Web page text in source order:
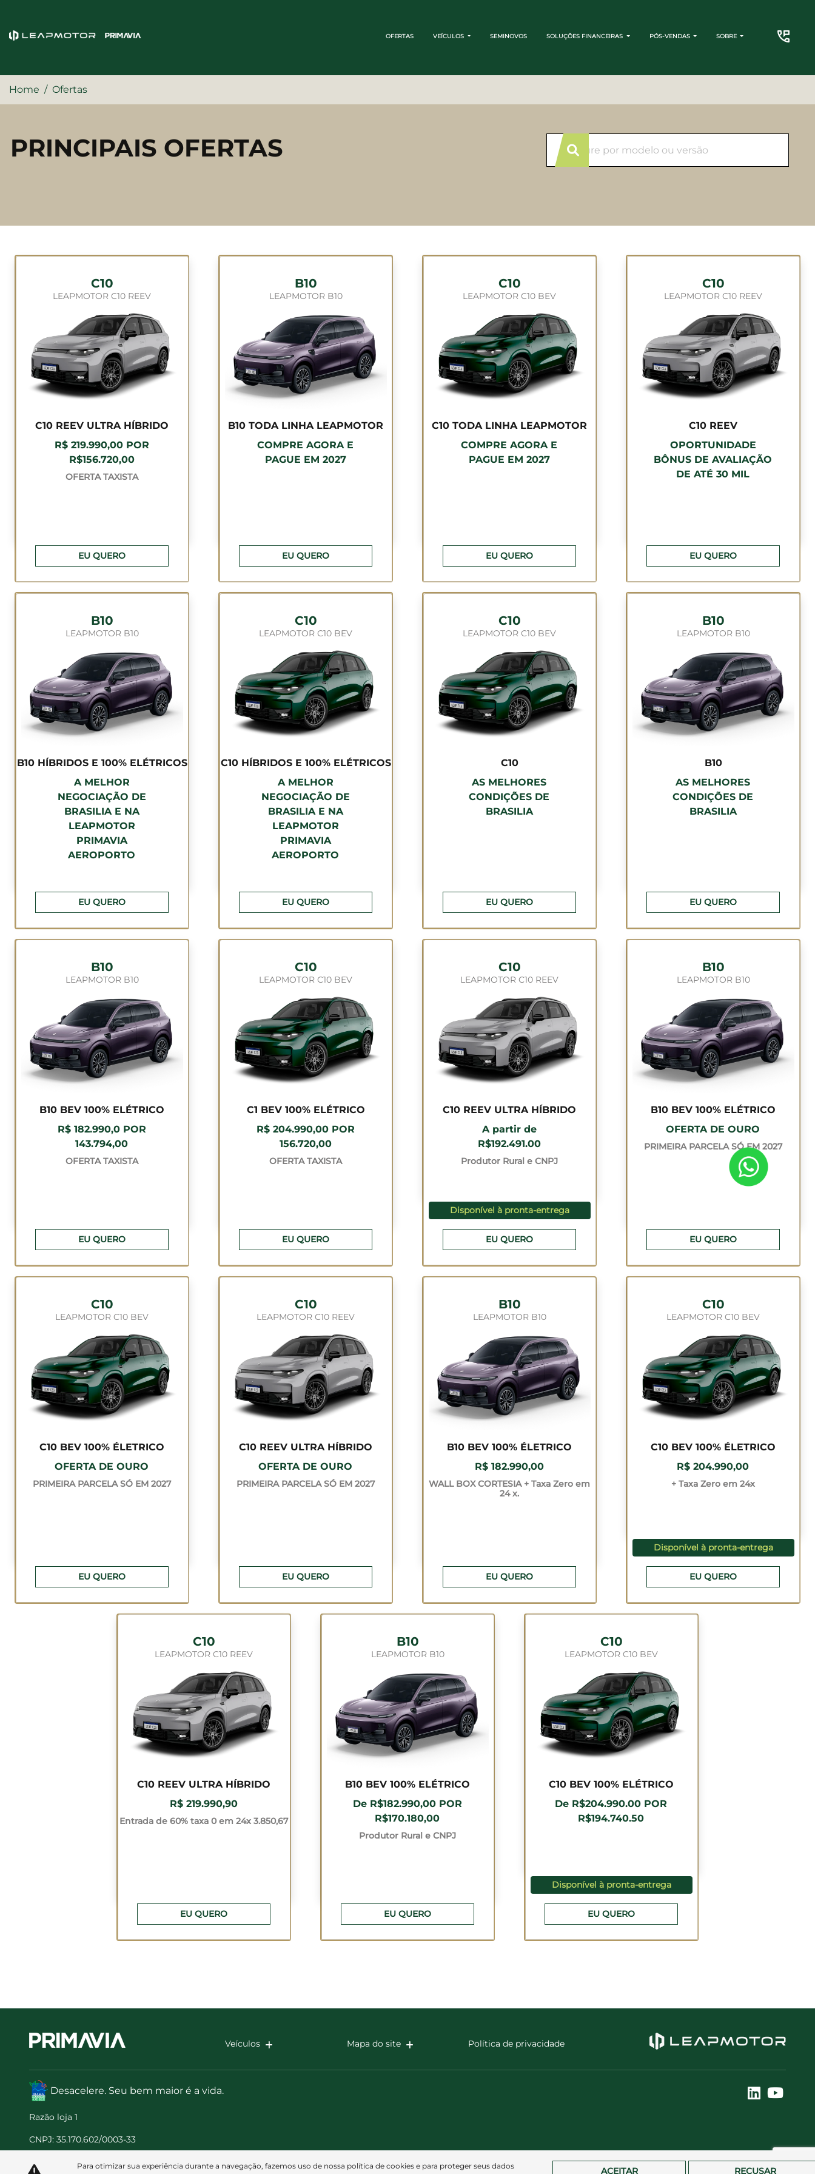
OFERTAS VEÍCULOS SEMINOVOS SOLUÇÕES FINANCEIRAS PÓS-VENDAS SOBRE
Home Ofertas
PRINCIPAIS OFERTAS
C10
LEAPMOTOR C10 REEV
C10 REEV ULTRA HÍBRIDO
R$ 219.990,00 POR
R$156.720,00
OFERTA TAXISTA
EU QUERO
B10
LEAPMOTOR B10
B10 TODA LINHA LEAPMOTOR
COMPRE AGORA E
PAGUE EM 2027
EU QUERO
C10
LEAPMOTOR C10 BEV
C10 TODA LINHA LEAPMOTOR
COMPRE AGORA E
PAGUE EM 2027
EU QUERO
C10
LEAPMOTOR C10 REEV
C10 REEV
OPORTUNIDADE
BÔNUS DE AVALIAÇÃO
DE ATÉ 30 MIL
EU QUERO
B10
LEAPMOTOR B10
B10 HÍBRIDOS E 100% ELÉTRICOS
A MELHOR
NEGOCIAÇÃO DE
BRASILIA E NA
LEAPMOTOR
PRIMAVIA
AEROPORTO
EU QUERO
C10
LEAPMOTOR C10 BEV
C10 HÍBRIDOS E 100% ELÉTRICOS
A MELHOR
NEGOCIAÇÃO DE
BRASILIA E NA
LEAPMOTOR
PRIMAVIA
AEROPORTO
EU QUERO
C10
LEAPMOTOR C10 BEV
C10
AS MELHORES
CONDIÇÕES DE
BRASILIA
EU QUERO
B10
LEAPMOTOR B10
B10
AS MELHORES
CONDIÇÕES DE
BRASILIA
EU QUERO
B10
LEAPMOTOR B10
B10 BEV 100% ELÉTRICO
R$ 182.990,0 POR
143.794,00
OFERTA TAXISTA
EU QUERO
C10
LEAPMOTOR C10 BEV
C1 BEV 100% ELÉTRICO
R$ 204.990,00 POR
156.720,00
OFERTA TAXISTA
EU QUERO
C10
LEAPMOTOR C10 REEV
C10 REEV ULTRA HÍBRIDO
A partir de
R$192.491.00
Produtor Rural e CNPJ
Disponível à pronta-entrega
EU QUERO
B10
LEAPMOTOR B10
B10 BEV 100% ELÉTRICO
OFERTA DE OURO
PRIMEIRA PARCELA SÓ EM 2027
EU QUERO
C10
LEAPMOTOR C10 BEV
C10 BEV 100% ÉLETRICO
OFERTA DE OURO
PRIMEIRA PARCELA SÓ EM 2027
EU QUERO
C10
LEAPMOTOR C10 REEV
C10 REEV ULTRA HÍBRIDO
OFERTA DE OURO
PRIMEIRA PARCELA SÓ EM 2027
EU QUERO
B10
LEAPMOTOR B10
B10 BEV 100% ÉLETRICO
R$ 182.990,00
WALL BOX CORTESIA + Taxa Zero em
24 x.
EU QUERO
C10
LEAPMOTOR C10 BEV
C10 BEV 100% ÉLETRICO
R$ 204.990,00
+ Taxa Zero em 24x
Disponível à pronta-entrega
EU QUERO
C10
LEAPMOTOR C10 REEV
C10 REEV ULTRA HÍBRIDO
R$ 219.990,90
Entrada de 60% taxa 0 em 24x 3.850,67
EU QUERO
B10
LEAPMOTOR B10
B10 BEV 100% ELÉTRICO
De R$182.990,00 POR
R$170.180,00
Produtor Rural e CNPJ
EU QUERO
C10
LEAPMOTOR C10 BEV
C10 BEV 100% ELÉTRICO
De R$204.990.00 POR
R$194.740.50
Disponível à pronta-entrega
EU QUERO
Veículos Mapa do site Política de privacidade
Desacelere. Seu bem maior é a vida.
Razão loja 1
CNPJ: 35.170.602/0003-33
Para otimizar sua experiência durante a navegação, fazemos uso de nossa política de cookies e para proteger seus dados
ACEITAR RECUSAR